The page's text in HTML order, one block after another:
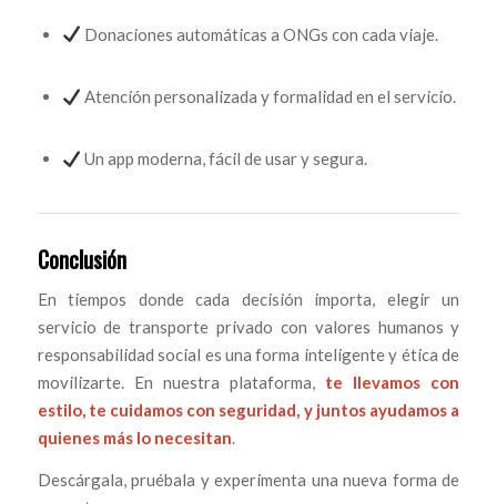
Donaciones automáticas a ONGs con cada viaje.
Atención personalizada y formalidad en el servicio.
Un app moderna, fácil de usar y segura.
Conclusión
En tiempos donde cada decisión importa, elegir un
servicio de transporte privado con valores humanos y
responsabilidad social es una forma inteligente y ética de
movilizarte. En nuestra plataforma, te llevamos con
estilo, te cuidamos con seguridad, y juntos ayudamos a
quienes más lo necesitan.
Descárgala, pruébala y experimenta una nueva forma de